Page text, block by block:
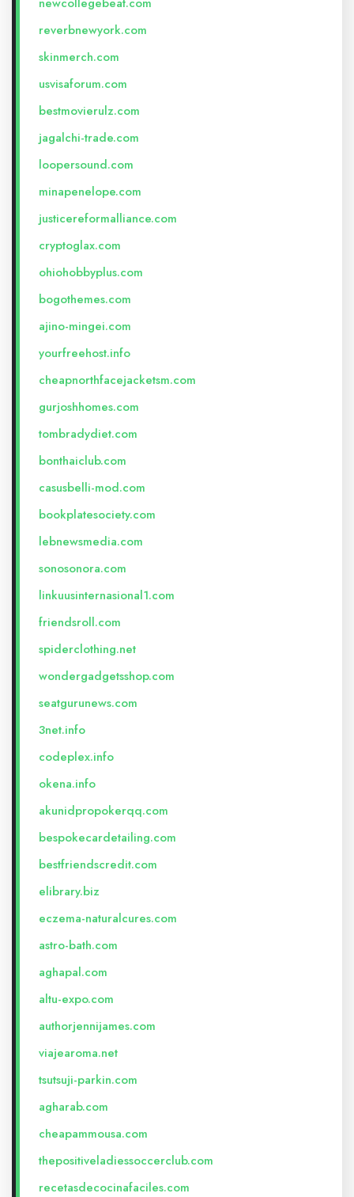
reverbnewyork.com
skinmerch.com
usvisaforum.com
bestmovierulz.com
jagalchi-trade.com
loopersound.com
minapenelope.com
justicereformalliance.com
cryptoglax.com
ohiohobbyplus.com
bogothemes.com
ajino-mingei.com
yourfreehost.info
cheapnorthfacejacketsm.com
gurjoshhomes.com
tombradydiet.com
bonthaiclub.com
casusbelli-mod.com
bookplatesociety.com
lebnewsmedia.com
sonosonora.com
linkuusinternasional1.com
friendsroll.com
spiderclothing.net
wondergadgetsshop.com
seatgurunews.com
3net.info
codeplex.info
okena.info
akunidpropokerqq.com
bespokecardetailing.com
bestfriendscredit.com
elibrary.biz
eczema-naturalcures.com
astro-bath.com
aghapal.com
altu-expo.com
authorjennijames.com
viajearoma.net
tsutsuji-parkin.com
agharab.com
cheapammousa.com
thepositiveladiessoccerclub.com
recetasdecocinafaciles.com